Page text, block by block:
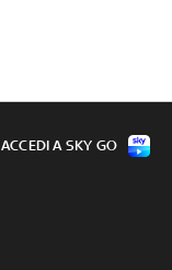
ACCEDI A SKY GO